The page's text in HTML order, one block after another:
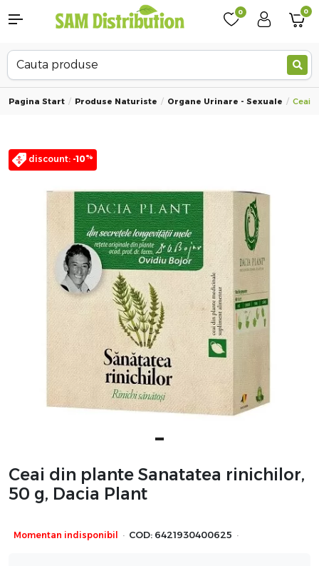
0 0
Pagina Start Produse Naturiste Organe Urinare - Sexuale Ceai
discount: -10%
Ceai din plante Sanatatea rinichilor,
50 g, Dacia Plant
Momentan indisponibil · COD: 6421930400625 ·